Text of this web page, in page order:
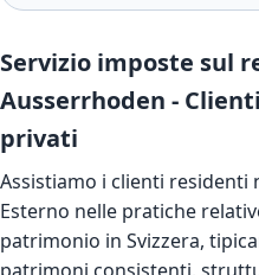
Servizio imposte sul
Ausserrhoden -
privati
Assistiamo i clienti residenti
Esterno nelle pratiche
patrimonio in Svizzera,